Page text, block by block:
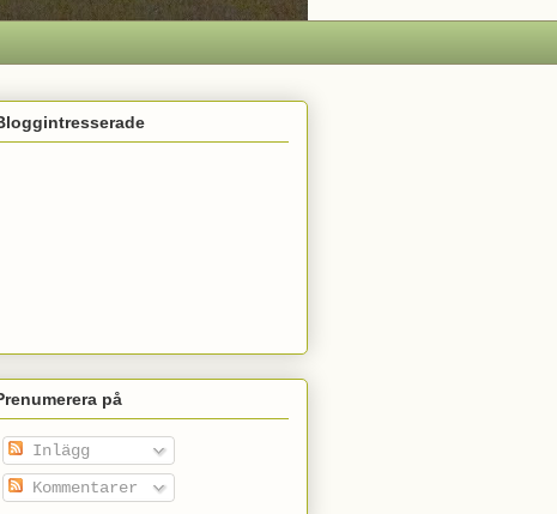
på
Inlägg
Kommentarer